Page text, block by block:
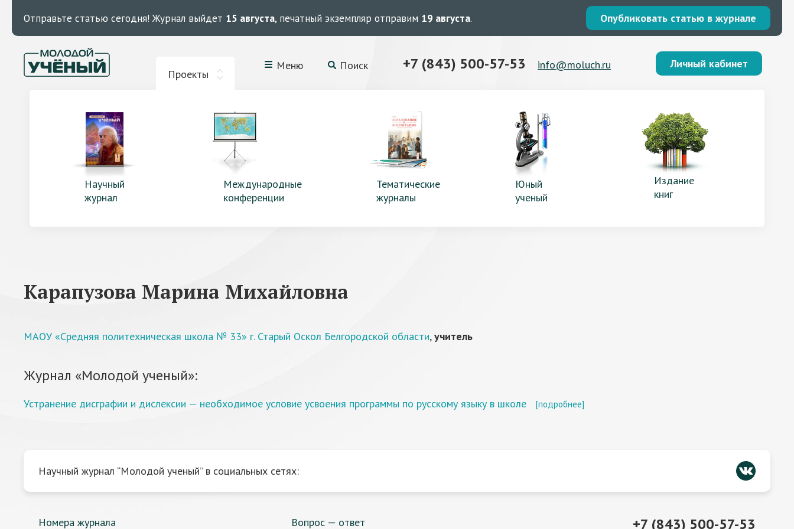
Отправьте статью сегодня! Журнал выйдет 15 августа, печатный экземпляр отправим 19 августа. Опубликовать статью в журнале
Проекты
Меню Поиск +7 (843) 500-57-53 info@moluch.ru Личный кабинет
Научный
журнал
Международные
конференции
Тематические
журналы
Юный
ученый
Издание
книг
Карапузова Марина Михайловна
МАОУ «Средняя политехническая школа № 33» г. Старый Оскол Белгородской области,учитель
Журнал «Молодой ученый»:
Устранение дисграфии и дислексии — необходимое условие усвоения программы по русскому языку в школе [подробнее]
Научный журнал “Молодой ученый” в социальных сетях:
Номера журнала Вопрос — ответ +7 (843) 500-57-53